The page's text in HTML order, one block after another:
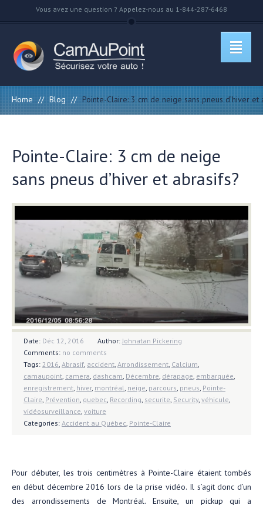
Vous avez une question ? Appelez-nous au 1-844-287-6468
Home // Blog // Pointe-Claire: 3 cm de neige sans pneus d’hiver et
Pointe-Claire: 3 cm de neige
sans pneus d’hiver et abrasifs?
Date: Déc 12, 2016 Author:Johnatan Pickering
Comments: no comments
Tags: 2016, Abrasif, accident, Arrondissement, Calcium,
camaupoint, camera, dashcam, Décembre, dérapage, embarquée,
enregistrement, hiver, montréal, neige, parcours, pneus, Pointe-
Claire, Prévention, quebec, Recording, securite, Security, véhicule,
vidéosurveillance, voiture
Categories: Accident au Québec, Pointe-Claire
Pour débuter, les trois centimètres à Pointe-Claire étaient tombés
en début décembre 2016 lors de la prise vidéo. Il s’agit donc d’un
des arrondissements de Montréal. Ensuite, un pickup qui a